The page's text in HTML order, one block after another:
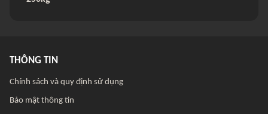
THÔNG TIN
Chính sách và quy định sử dụng
Bảo mật thông tin